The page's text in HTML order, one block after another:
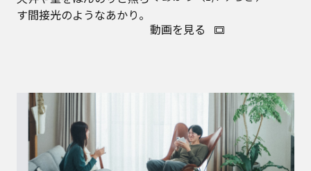
す間接光のようなあかり。
動画を見る